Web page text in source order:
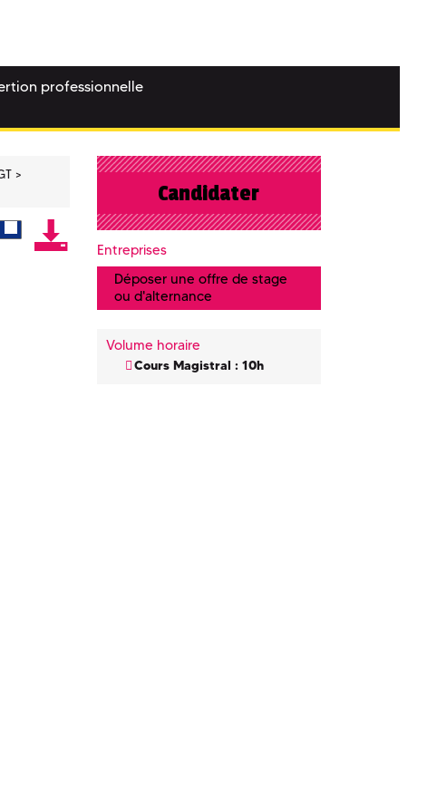
professionnelle
Candidater
Entreprises
Déposer une offre de stage
ou d'alternance
Volume horaire
Cours Magistral : 10h